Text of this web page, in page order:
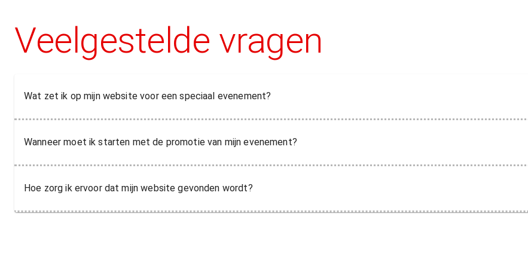
Veelgestelde vragen
Wat zet ik op mijn website voor een speciaal evenement?
Wanneer moet ik starten met de promotie van mijn evenement?
Hoe zorg ik ervoor dat mijn website gevonden wordt?